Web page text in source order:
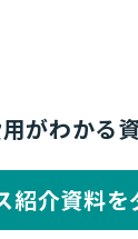
がわかる
紹介資料を